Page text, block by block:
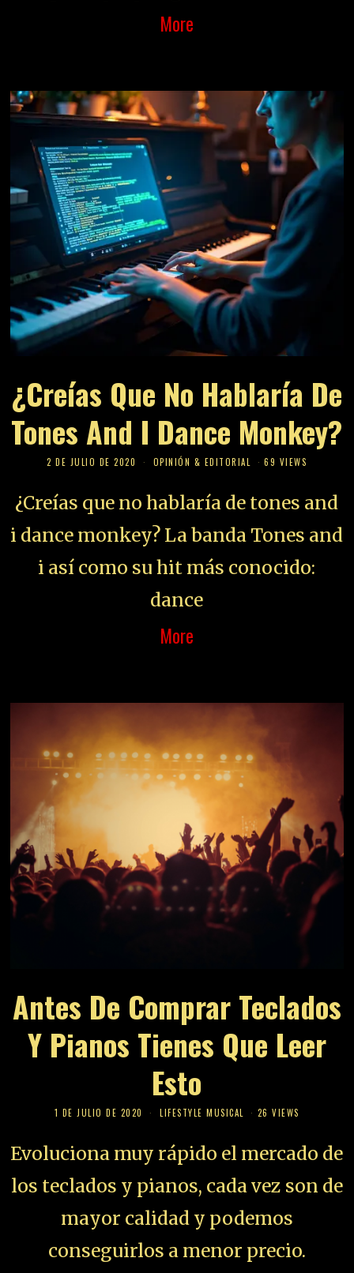
More
¿Creías Que No Hablaría De
Tones And I Dance Monkey?
2 DE JULIO DE 2020 OPINIÓN & EDITORIAL 69 VIEWS
¿Creías que no hablaría de tones and
i dance monkey? La banda Tones and
i así como su hit más conocido:
dance
More
Antes De Comprar Teclados
Y Pianos Tienes Que Leer
Esto
1 DE JULIO DE 2020 LIFESTYLE MUSICAL 26 VIEWS
Evoluciona muy rápido el mercado de
los teclados y pianos, cada vez son de
mayor calidad y podemos
conseguirlos a menor precio.